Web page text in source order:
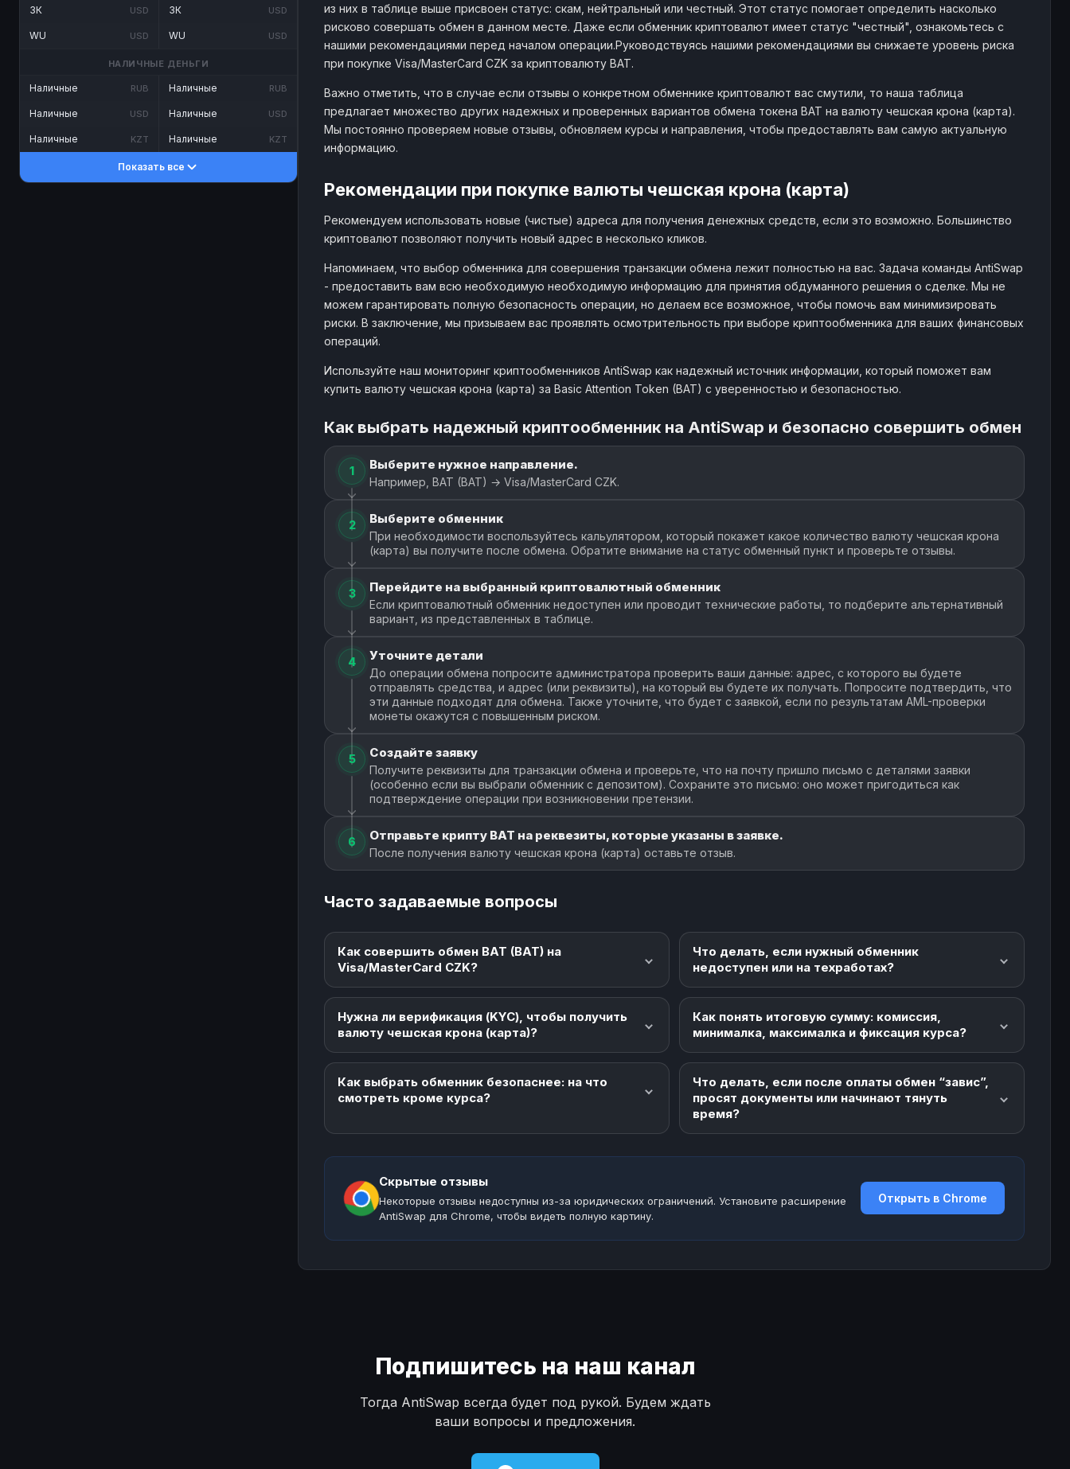
ЗК USD
WU USD
ЗК USD
WU USD
НАЛИЧНЫЕ ДЕНЬГИ
Наличные RUB
Наличные USD
Наличные KZT
Наличные RUB
Наличные USD
Наличные KZT
Показать все
из них в таблице выше присвоен статус: скам, нейтральный или честный. Этот статус помогает определить насколько
рисково совершать обмен в данном месте. Даже если обменник криптовалют имеет статус "честный", ознакомьтесь с
нашими рекомендациями перед началом операции.Руководствуясь нашими рекомендациями вы снижаете уровень риска
при покупке Visa/MasterCard CZK за криптовалюту BAT.
Важно отметить, что в случае если отзывы о конкретном обменнике криптовалют вас смутили, то наша таблица
предлагает множество других надежных и проверенных вариантов обмена токена BAT на валюту чешская крона (карта).
Мы постоянно проверяем новые отзывы, обновляем курсы и направления, чтобы предоставлять вам самую актуальную
информацию.
Рекомендации при покупке валюты чешская крона (карта)
Рекомендуем использовать новые (чистые) адреса для получения денежных средств, если это возможно. Большинство
криптовалют позволяют получить новый адрес в несколько кликов.
Напоминаем, что выбор обменника для совершения транзакции обмена лежит полностью на вас. Задача команды AntiSwap
- предоставить вам всю необходимую необходимую информацию для принятия обдуманного решения о сделке. Мы не
можем гарантировать полную безопасность операции, но делаем все возможное, чтобы помочь вам минимизировать
риски. В заключение, мы призываем вас проявлять осмотрительность при выборе криптообменника для ваших финансовых
операций.
Используйте наш мониторинг криптообменников AntiSwap как надежный источник информации, который поможет вам
купить валюту чешская крона (карта) за Basic Attention Token (BAT) с уверенностью и безопасностью.
Как выбрать надежный криптообменник на AntiSwap и безопасно совершить обмен
1 Выберите нужное направление.
Например, BAT (BAT) → Visa/MasterCard CZK.
2 Выберите обменник
При необходимости воспользуйтесь кальулятором, который покажет какое количество валюту чешская крона
(карта) вы получите после обмена. Обратите внимание на статус обменный пункт и проверьте отзывы.
3 Перейдите на выбранный криптовалютный обменник
Если криптовалютный обменник недоступен или проводит технические работы, то подберите альтернативный
вариант, из представленных в таблице.
4 Уточните детали
До операции обмена попросите администратора проверить ваши данные: адрес, с которого вы будете
отправлять средства, и адрес (или реквизиты), на который вы будете их получать. Попросите подтвердить, что
эти данные подходят для обмена. Также уточните, что будет с заявкой, если по результатам AML-проверки
монеты окажутся с повышенным риском.
5 Создайте заявку
Получите реквизиты для транзакции обмена и проверьте, что на почту пришло письмо с деталями заявки
(особенно если вы выбрали обменник с депозитом). Сохраните это письмо: оно может пригодиться как
подтверждение операции при возникновении претензии.
6 Отправьте крипту BAT на реквезиты, которые указаны в заявке.
После получения валюту чешская крона (карта) оставьте отзыв.
Часто задаваемые вопросы
Как совершить обмен BAT (BAT) на
Visa/MasterCard CZK?
Что делать, если нужный обменник
недоступен или на техработах?
Нужна ли верификация (KYC), чтобы получить
валюту чешская крона (карта)?
Как понять итоговую сумму: комиссия,
минималка, максималка и фиксация курса?
Как выбрать обменник безопаснее: на что
смотреть кроме курса?
Что делать, если после оплаты обмен “завис”,
просят документы или начинают тянуть
время?
Скрытые отзывы
Некоторые отзывы недоступны из-за юридических ограничений. Установите расширение
AntiSwap для Chrome, чтобы видеть полную картину.
Открыть в Chrome
Подпишитесь на наш канал
Тогда AntiSwap всегда будет под рукой. Будем ждать
ваши вопросы и предложения.